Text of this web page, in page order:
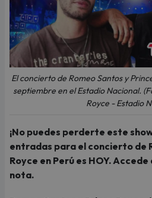
El concierto de Romeo Santos y
septiembre en el Estadio Nacional.
Royce - Estadio
¡No puedes perderte este
entradas para el concierto de
Royce en Perú es HOY.
nota.